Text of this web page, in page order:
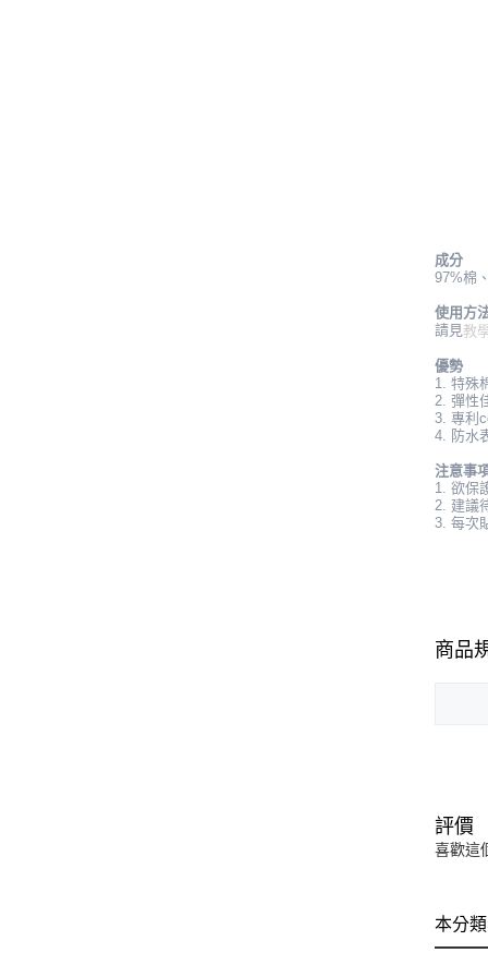
成分
97%棉
使用方
請見教
優勢
1. 特殊
2. 彈性
3. 專利
4. 防水
注意事
1. 欲保
2. 建議
3. 每次
商品
評價
喜歡這
本分